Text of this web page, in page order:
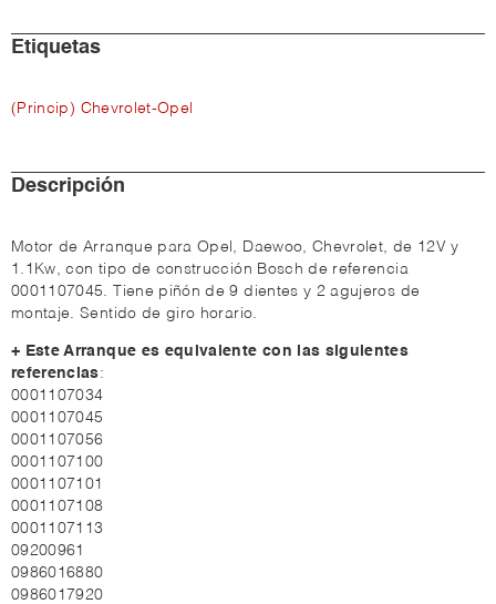
Etiquetas
(Princip) Chevrolet-Opel
Descripción
Motor de Arranque para Opel, Daewoo, Chevrolet, de 12V y
1.1Kw, con tipo de construcción Bosch de referencia
0001107045. Tiene piñón de 9 dientes y 2 agujeros de
montaje. Sentido de giro horario.
+ Este Arranque es equivalente con las siguientes
referencias:
0001107034
0001107045
0001107056
0001107100
0001107101
0001107108
0001107113
09200961
0986016880
0986017920